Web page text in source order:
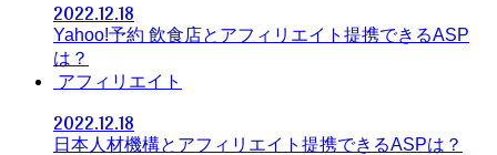
2022.12.18
Yahoo!予約 飲食店とアフィリエイト提携できるASP
は？
アフィリエイト
2022.12.18
日本人材機構とアフィリエイト提携できるASPは？